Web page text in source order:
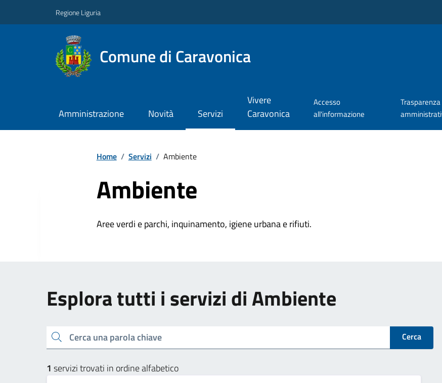
Regione Liguria
Comune di Caravonica
Amministrazione Novità Servizi
Vivere
Caravonica
Accesso
all'informazione
Trasparenza
Home / Servizi / Ambiente
Ambiente
Aree verdi e parchi, inquinamento, igiene urbana e rifiuti.
Esplora tutti i servizi di Ambiente
Cerca una parola chiave Cerca
1 servizi trovati in ordine alfabetico